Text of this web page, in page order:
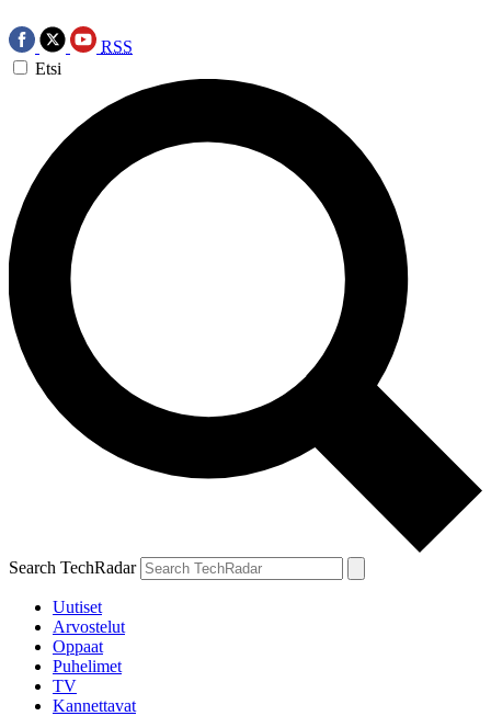
RSS
Etsi
Search TechRadar
Uutiset
Arvostelut
Oppaat
Puhelimet
TV
Kannettavat